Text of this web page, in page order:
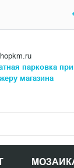
парковка
магазина